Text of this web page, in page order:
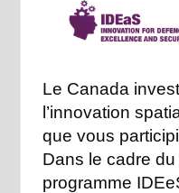
Le Canada
l’innovation
que vous
Dans le cadre du
programme